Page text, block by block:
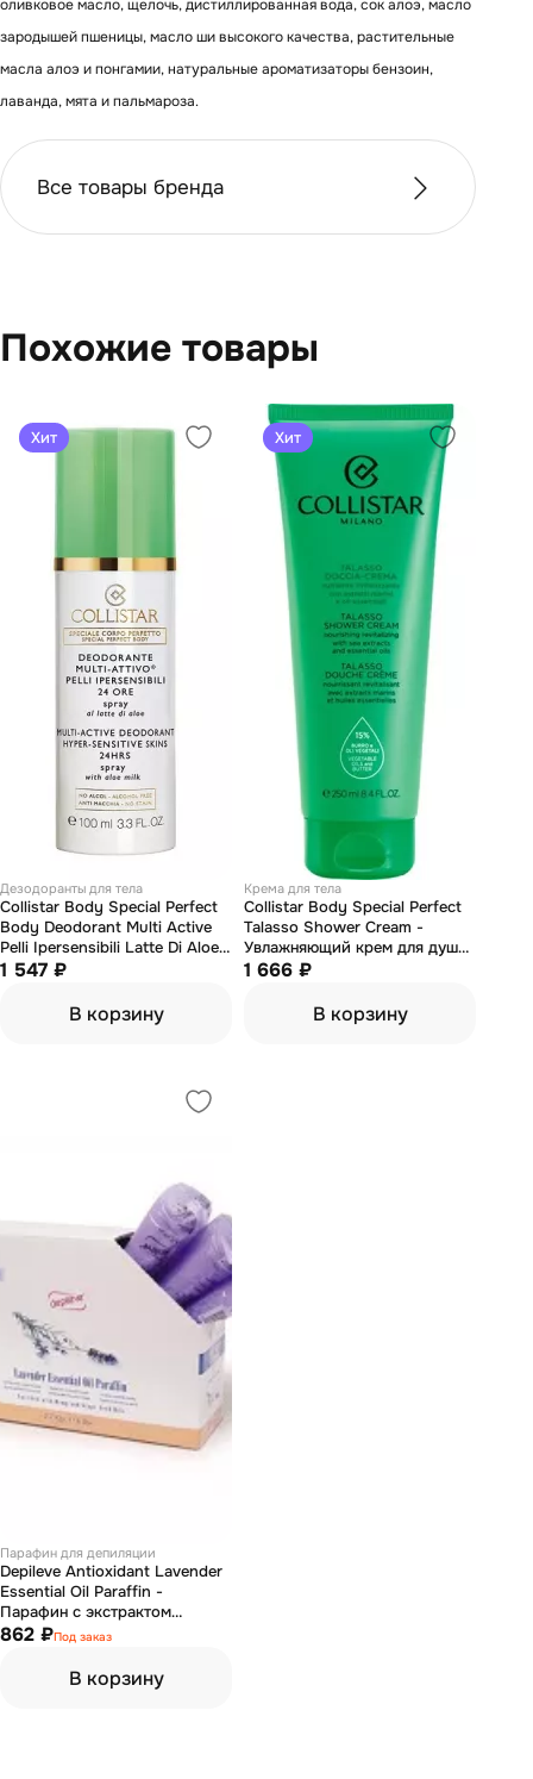
оливковое масло, щелочь, дистиллированная вода, сок алоэ, масло
зародышей пшеницы, масло ши высокого качества, растительные
масла алоэ и понгамии, натуральные ароматизаторы бензоин,
лаванда, мята и пальмароза.
Все товары бренда
Похожие товары
Хит
Дезодоранты для тела
Collistar Body Special Perfect
Body Deodorant Multi Active
Pelli Ipersensibili Latte Di Aloe
Spray - Дезодорант-спрей с
чувствительной кожи 100 мл
1 547 ₽
В корзину
Хит
Крема для тела
Collistar Body Special Perfect
Talasso Shower Cream -
Увлажняющий крем для душа
250 мл
1 666 ₽
В корзину
Парафин для депиляции
Depileve Antioxidant Lavender
Essential Oil Paraffin -
Парафин с экстрактом
лаванды 450 мл
862 ₽Под заказ
В корзину